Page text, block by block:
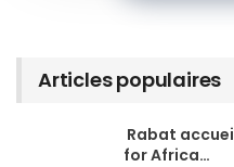
Articles populaires
Rabat
for Africa…